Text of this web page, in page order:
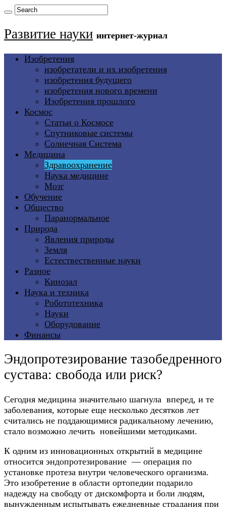
Развитие науки интернет-журнал
Изобретения
изобретатели и их изобретения
изобретения будущего
изобретения нового времени
Изобретения прошлого
Космос
Статьи о Космосе
Спутниковые системы
Солнечная Система
Медицина
Здравоохранение
Наука медицине
Мозг
Обучение
Общество
Паранормальное
Природа
Явления природы
Земля
Естествественные науки
Разное
Кинозал
Наука и техника
Робототехника
Науки
Оборудование
Финансы
Эндопротезирование тазобедренного
сустава: свобода или риск?
Сегодня медицина значительно шагнула вперед, и те
заболевания, которые еще несколько десятков лет
считались не поддающимися радикальному лечению,
стало возможно лечить новейшими методиками.
К одним из инновационных открытий в медицине
относится эндопротезирование — операция по
установке протеза внутри человеческого организма.
Это изобретение в области ортопедии подарило
надежду на свободу от дискомфорта и боли людям,
вынужденным испытывать ежедневные страдания при